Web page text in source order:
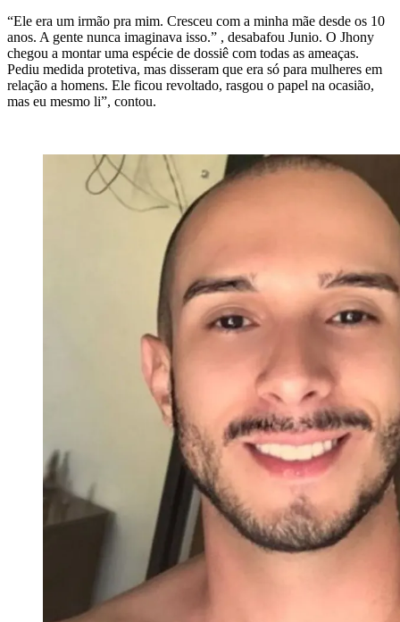
“Ele era um irmão pra mim. Cresceu com a minha mãe desde os 10
anos. A gente nunca imaginava isso.” , desabafou Junio. O Jhony
chegou a montar uma espécie de dossiê com todas as ameaças.
Pediu medida protetiva, mas disseram que era só para mulheres em
relação a homens. Ele ficou revoltado, rasgou o papel na ocasião,
mas eu mesmo li”, contou.